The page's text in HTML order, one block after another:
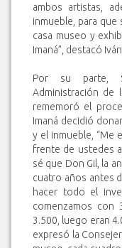
ambos artistas,
inmueble, para
casa museo y
Imaná”, destacó
Por su parte,
Administración de
rememoró el
Imaná decidió
y el inmueble, “Me
frente de ustedes
sé que Don Gil, la
cuatro años antes
hacer todo el
comenzamos con
3.500, luego eran
expresó la